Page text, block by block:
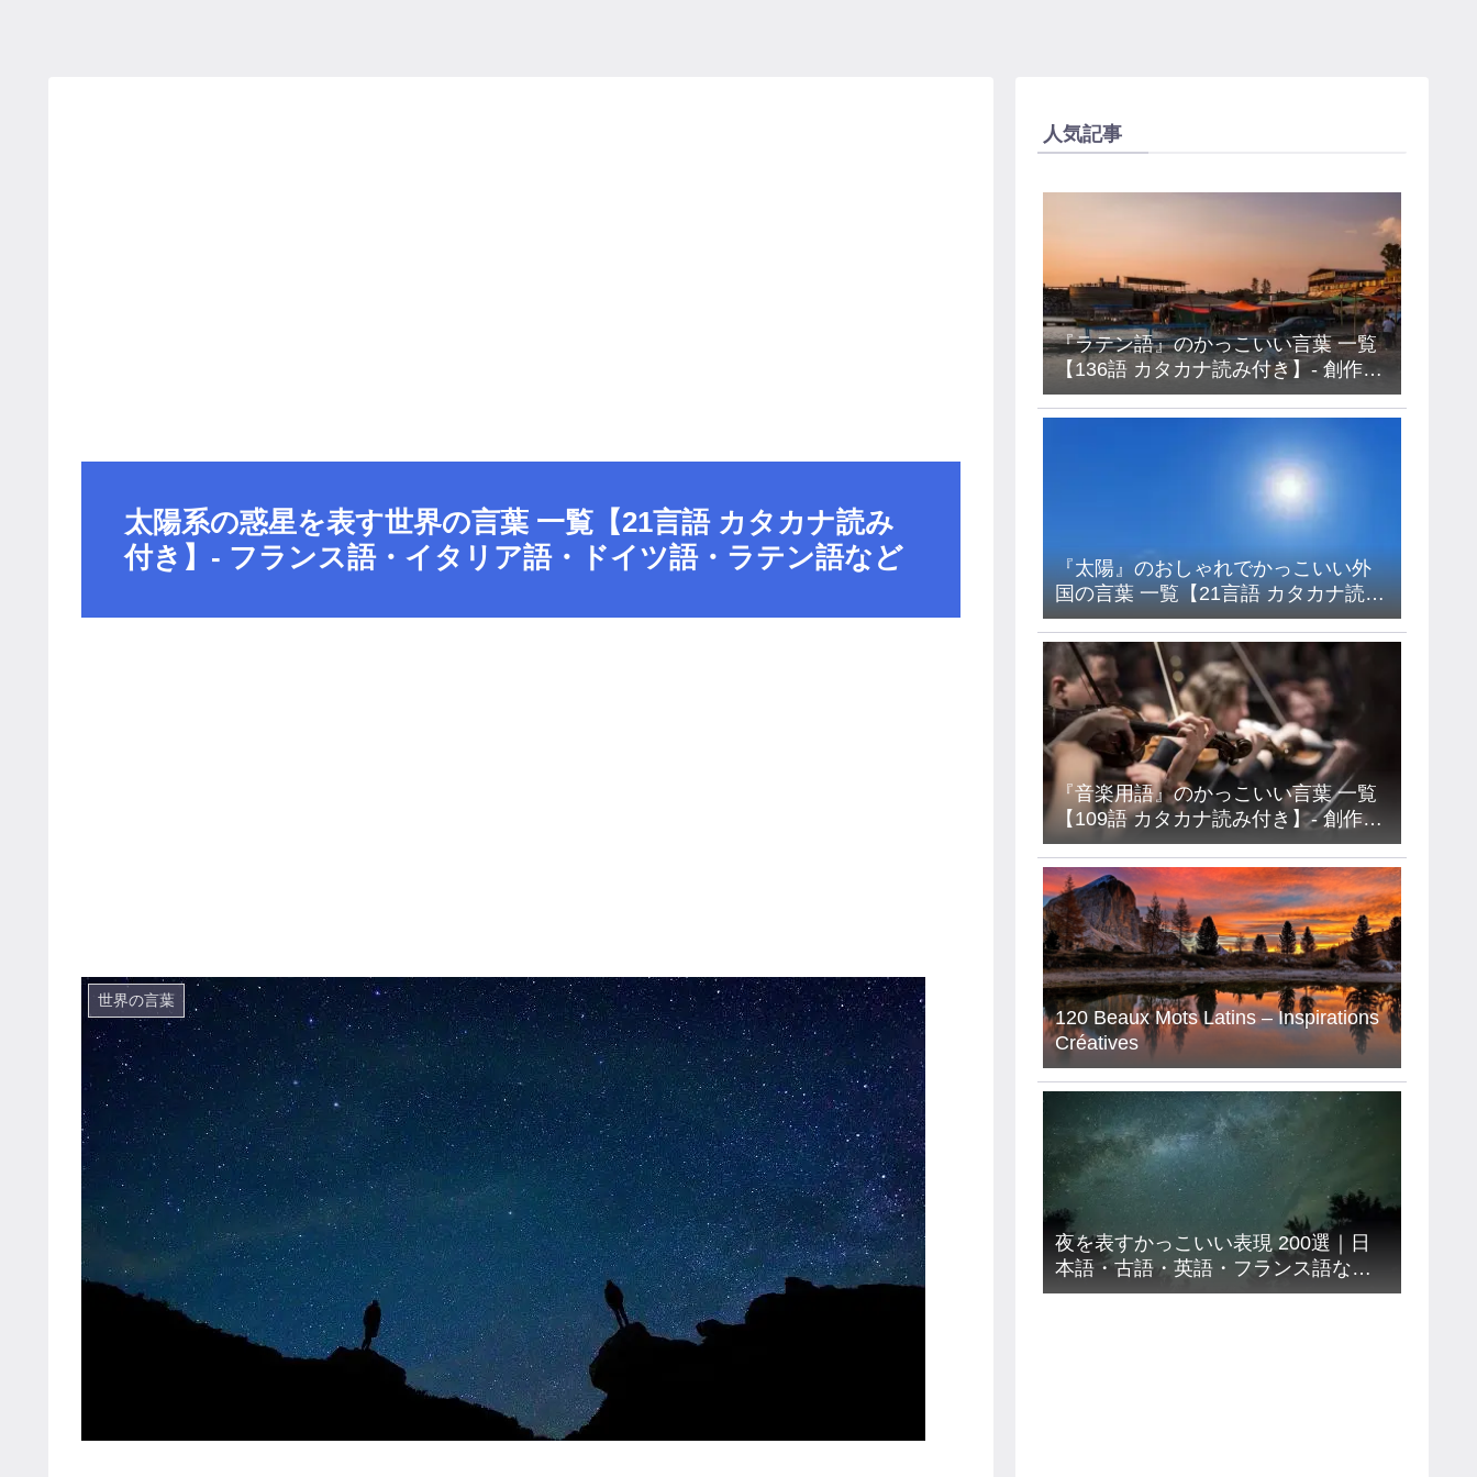
太陽系の惑星を表す世界の言葉 一覧【21言語 カタカナ読み
付き】- フランス語・イタリア語・ドイツ語・ラテン語など
世界の言葉
人気記事
『ラテン語』のかっこいい言葉 一覧
【136語 カタカナ読み付き】- 創作・
キャラ名などに使えるアイデア集
『太陽』のおしゃれでかっこいい外
国の言葉 一覧【21言語 カタカナ読み
付き】- フランス語・イタリア語・ド
イツ語・ラテン語など
『音楽用語』のかっこいい言葉 一覧
【109語 カタカナ読み付き】- 創作・
キャラ名などに使えるアイデア集
120 Beaux Mots Latins – Inspirations
Créatives
夜を表すかっこいい表現 200選｜日
本語・古語・英語・フランス語など
９カ国語【意味読み方付き】